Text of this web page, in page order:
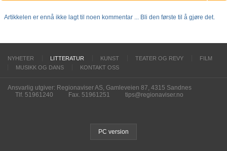
Artikkelen er ennå ikke lagt til noen kommentar ... Bli den første til å gjøre det.
NYHETER LITTERATUR KUNST TEATER OG REVY
FILM
MUSIKK OG DANS
KONTAKT OSS
Ansvarlig utgiver: Regionaviser AS, Gamleveien 87, 4315 Sandnes
Tlf. 51961240
Fax. 51961251 tips@regionaviser.no
PC version